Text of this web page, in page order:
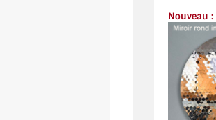
Nouveau :